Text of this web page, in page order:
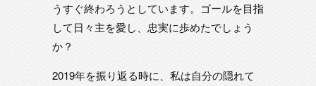
うすぐ終わろうとしています。ゴールを目指
して日々主を愛し、忠実に歩めたでしょう
か？
2019年を振り返る時に、私は自分の隠れて